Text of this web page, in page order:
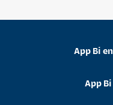
App Bi
App Bi